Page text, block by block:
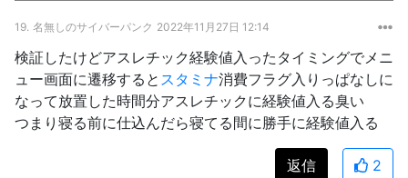
19. 名無しのサイバーパンク 2022年11月27日 12:14
検証したけどアスレチック経験値入ったタイミングでメニ
ュー画面に遷移すると スタミナ消費フラグ入りっぱなしに
なって放置した時間分アスレチックに経験値入る臭い
つまり寝る前に仕込んだら寝てる間に勝手に経験値入る
返信 2